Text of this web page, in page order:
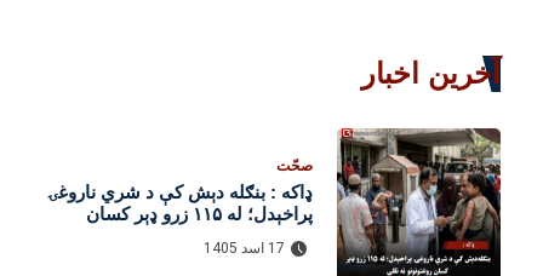
آخرین اخبار
صحّت
ډاکه : بنګله‌ دېش کې د شري ناروغۍ
پراخېدل؛ له ۱۱۵ زرو ډېر کسان
17 اسد 1405